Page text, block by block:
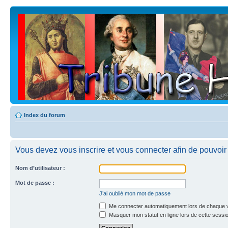
Index du forum
Vous devez vous inscrire et vous connecter afin de
Nom d’utilisateur :
Mot de passe :
J’ai oublié mon mot de passe
Me connecter automatiquement lors de chaque
Masquer mon statut en ligne lors de cette